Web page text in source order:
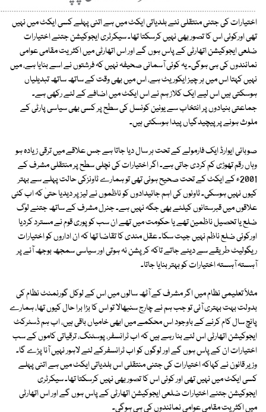
اختیارات کی جتنی منتقلی نئے بلدیاتی ایکٹ میں ہے اتنی پہلے کسی ایکٹ میں نہیں
تھی اورکوئی اس کا تصور بھی نہیں کرسکتا تھا۔ سیکرٹری ایجوکیشن جتنے اختیارات
ضلعی ایجوکیشن اتھارٹی کے پاس ہوں گے اور اس اتھارٹی میں اکثریت مقامی عوامی
نمائندوں کی ہی ہوگی۔ یہ کوئی آسمانی صحیفہ نہیں کہ فرشتوں نے اسے بنایا ہے، میں
نہیں کہتا اس میں ہر چیز ایکوریٹ ہے، اس میں بھی وقت کے ساتھ ساتھ تبدیلیاں
ہوسکتی ہیں اس لیے ایک کلاز ہم نے اس ایکٹ میں اضافے کے لئے رکھی ہے۔
جماعتی بنیادوں پر انتخاب سے یونین کونسل کی سطح پر کسی بھی سیاسی پارٹی کے
ملوث ہونے پر پیچیدگیاں پیدا ہوسکتی ہیں۔
صوبائی ایوارڈ ایک فارمولے کے تحت ہر سال دیا جاتا ہے جس علاقے میں ترقی زیادہ ہو
وہاں رقم تھوڑی کم کردی جاتی ہے۔ اگر اختیارات کی نچلی سطح پر منتقلی مشرف کے
2001ء کے ایکٹ کے تحت صحیح ہوئی تھی تو ہمارے ٹاونزکی حالت پہلے سے بہتر
کیوں نہیں ہوسکی۔ ٹاونوں کی اہم جائیدادوں کو ناظموں نے لیز پر دیدیا حتیٰ کہ اب کئی
علاقوں میں قبرستانوں کیلئے بھی جگہ نہیں ہے۔ جنرل مشرف کے ساتھ جتنے لوگ
ضلع یا تحصیل ناظمین تھے یا حکومت میں تھے ان سب کو پوری قوم نے مسترد کردیا
اورکوئی ضلع ناظم نہیں جیت سکا۔ عقل مندی کا تقاضا تھا کہ ان اداروں کو اختیارات
ریگولیٹ طریقے سے دیئے جاتے تاکہ کرپشن نہ ہوتی اور سیاسی سمجھ بوجھ آنے پر
آہستہ آہستہ اختیارات کو بہتر بنایا جاتا۔
مثلاً تعلیمی نظام میں اگر مشرف کے آٹھ سالوں میں اس کے لوکل گورنمنٹ نظام کی
بدولت بہت بہتری آئی تو جب ہم نے چارج سنبھالا تو اس کا بڑا برا حال کیوں تھا، ہمارے
پانچ سال کام کرنے کے باوجود اس محکمے میں ابھی خامیاں باقی ہیں، اب ہم ڈسٹرکٹ
ایجوکیشن اتھارٹی اس لئے بنا رہے ہیں کہ اب ٹرانسفر، پوسٹنگ، ترقیاتی کاموں کے سب
اختیارات ان کے پاس ہوں گے اور لوگوں کو اب ٹرانسفرکے لئے لاہور نہیں آنا پڑے گا۔
وزیر قانون نے کہاکہ اختیارات کی جتنی منتقلی اس بلدیاتی ایکٹ میں ہے اتنی پہلے
کسی ایکٹ میں نہیں تھی اور کوئی اس کا تصور بھی نہیں کرسکتا تھا۔ سیکرٹری
ایجوکیشن جتنے اختیارات ضلعی ایجوکیشن اتھارٹی کے پاس ہوں گے اور اس اتھارٹی
میں اکثریت مقامی عوامی نمائندوں کی ہی ہوگی۔